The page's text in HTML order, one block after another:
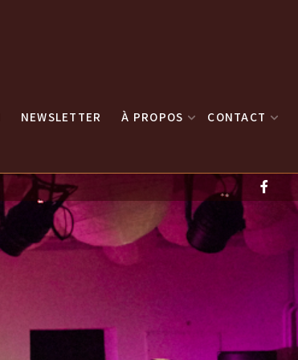
NEWSLETTER À PROPOS CONTACT